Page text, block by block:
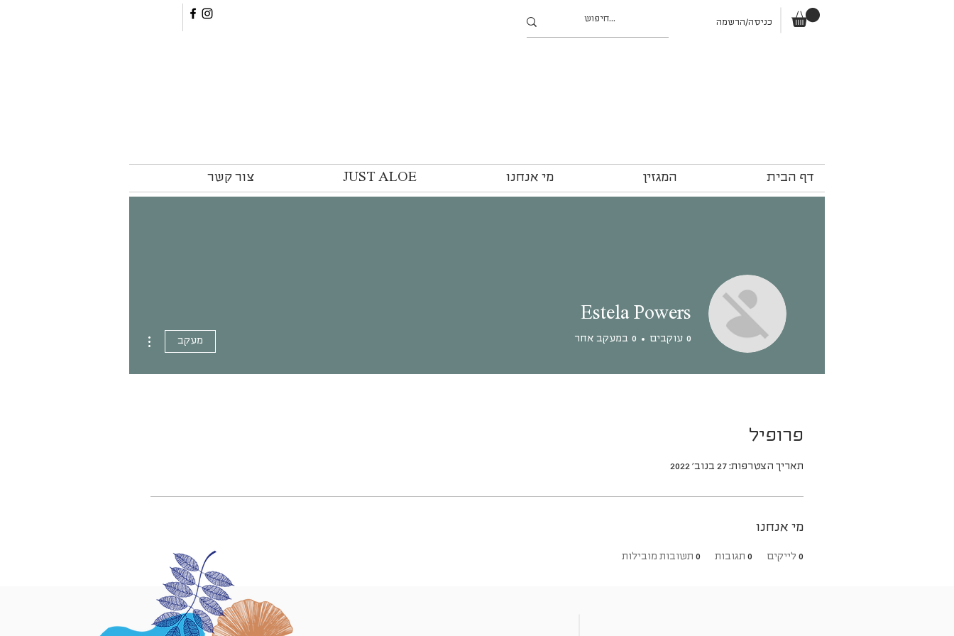
כניסה/הרשמה
דף הבית המגזין מי אנחנו JUST ALOE צור קשר
Estela Powers
0 עוקבים 0 במעקב אחר מעקב
פרופיל
תאריך הצטרפות: 27 בנוב׳ 2022
מי אנחנו
0 לייקים 0 תגובות 0 תשובות מובילות